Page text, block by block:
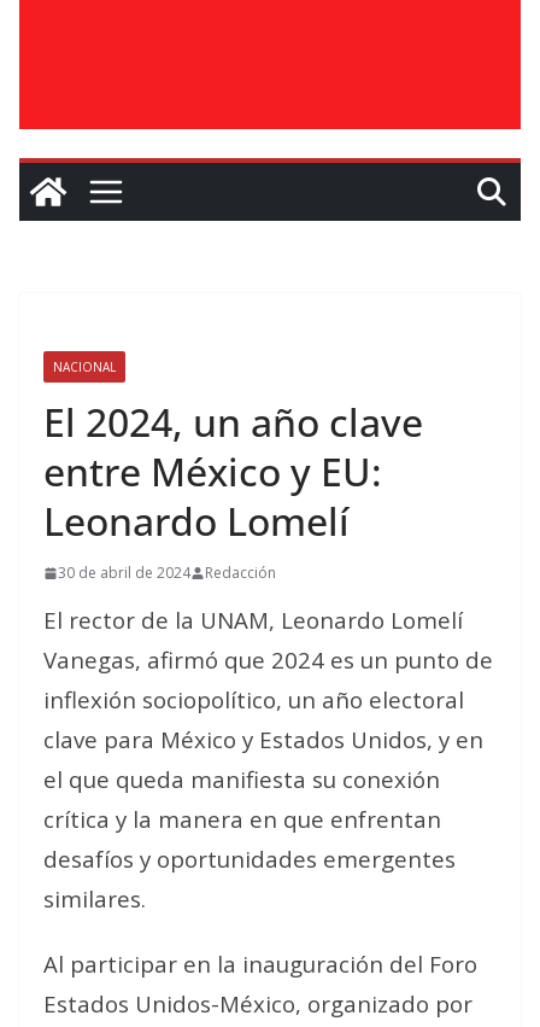
NACIONAL
El 2024, un año clave
entre México y EU:
Leonardo Lomelí
30 de abril de 2024 Redacción
El rector de la UNAM, Leonardo Lomelí
Vanegas, afirmó que 2024 es un punto de
inflexión sociopolítico, un año electoral
clave para México y Estados Unidos, y en
el que queda manifiesta su conexión
crítica y la manera en que enfrentan
desafíos y oportunidades emergentes
similares.
Al participar en la inauguración del Foro
Estados Unidos-México, organizado por